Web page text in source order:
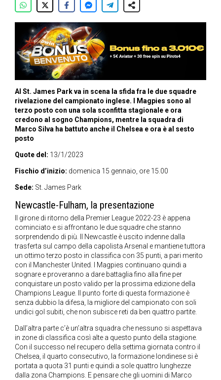
Al St. James Park va in scena la sfida fra le due squadre
rivelazione del campionato inglese. I Magpies sono al
terzo posto con una sola sconfitta stagionale e ora
credono al sogno Champions, mentre la squadra di
Marco Silva ha battuto anche il Chelsea e ora è al sesto
posto
Quote del: 13/1/2023
Fischio d’inizio: domenica 15 gennaio, ore 15.00
Sede: St. James Park
Newcastle-Fulham, la presentazione
Il girone di ritorno della Premier League 2022-23 è appena
cominciato e si affrontano le due squadre che stanno
sorprendendo di più. Il Newcastle è uscito indenne dalla
trasferta sul campo della capolista Arsenal e mantiene tuttora
un ottimo terzo posto in classifica con 35 punti, a pari merito
con il Manchester United. I Magpies continuano quindi a
sognare e proveranno a dare battaglia fino alla fine per
conquistare un posto valido per la prossima edizione della
Champions League. Il punto forte di questa formazione è
senza dubbio la difesa, la migliore del campionato con soli
undici gol subiti, che non subisce reti da ben quattro partite.
Dall’altra parte c’è un’altra squadra che nessuno si aspettava
in zone di classifica così alte a questo punto della stagione.
Con il successo nel recupero della settima giornata contro il
Chelsea, il quarto consecutivo, la formazione londinese si è
portata a quota 31 punti e quindi a sole quattro lunghezze
dalla zona Champions. E pensare che gli uomini di Marco